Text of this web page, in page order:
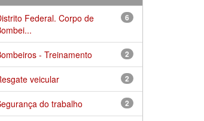
6
Federal. Corpo de
2
- Treinamento
2
veicular
2
do trabalho